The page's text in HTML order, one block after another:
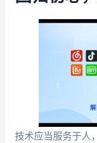
技术应当服务于人